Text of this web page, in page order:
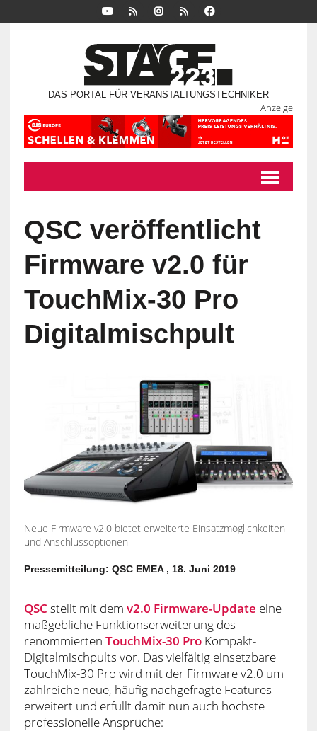
DAS PORTAL FÜR VERANSTALTUNGSTECHNIKER
Anzeige
QSC veröffentlicht
Firmware v2.0 für
TouchMix-30 Pro
Digitalmischpult
Neue Firmware v2.0 bietet erweiterte Einsatzmöglichkeiten
und Anschlussoptionen
Pressemitteilung: QSC EMEA , 18. Juni 2019
QSC stellt mit dem v2.0 Firmware-Update eine
maßgebliche Funktionserweiterung des
renommierten TouchMix-30 ProKompakt-
Digitalmischpults vor. Das vielfältig einsetzbare
TouchMix-30 Pro wird mit der Firmware v2.0 um
zahlreiche neue, häufig nachgefragte Features
erweitert und erfüllt damit nun auch höchste
professionelle Ansprüche: